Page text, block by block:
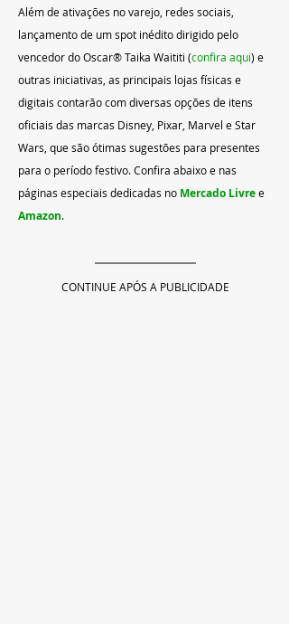
Além de ativações no varejo, redes sociais,
lançamento de um spot inédito dirigido pelo
vencedor do Oscar® Taika Waititi (confira aqui) e
outras iniciativas, as principais lojas físicas e
digitais contarão com diversas opções de itens
oficiais das marcas Disney, Pixar, Marvel e Star
Wars, que são ótimas sugestões para presentes
para o período festivo. Confira abaixo e nas
páginas especiais dedicadas no Mercado Livre e
Amazon.
CONTINUE APÓS A PUBLICIDADE